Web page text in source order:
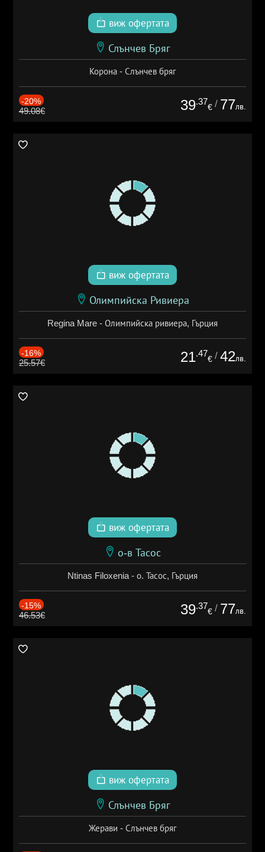
виж офертата
Слънчев Бряг
Корона - Слънчев бряг
-20%
49.08€ 39.37
€ / 77лв.
виж офертата
Олимпийска Ривиера
Regina Mare - Олимпийска ривиера, Гърция
-16%
25.57€ 21.47
€ / 42лв.
виж офертата
о-в Тасос
Ntinas Filoxenia - о. Тасос, Гърция
-15%
46.53€ 39.37
€ / 77лв.
виж офертата
Слънчев Бряг
Жерави - Слънчев бряг